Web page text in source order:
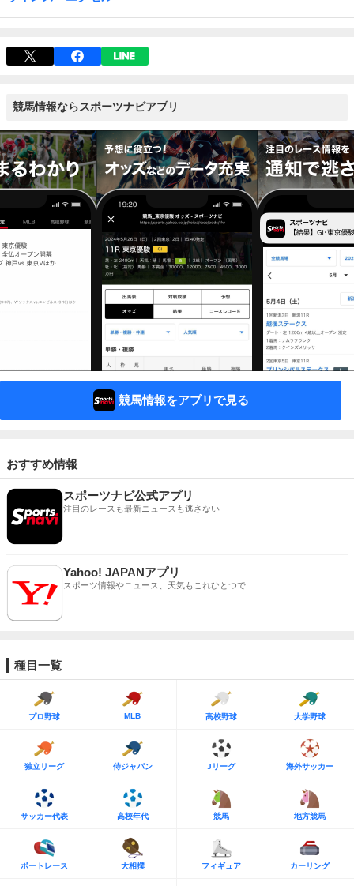
競馬情報ならスポーツナビアプリ
競馬情報をアプリで見る
おすすめ情報
スポーツナビ公式アプリ
注目のレースも最新ニュースも逃さない
Yahoo! JAPANアプリ
スポーツ情報やニュース、天気もこれひとつで
種目一覧
プロ野球 MLB 高校野球 大学野球
独立リーグ 侍ジャパン Jリーグ 海外サッカー
サッカー代表 高校年代 競馬 地方競馬
ボートレース 大相撲 フィギュア カーリング